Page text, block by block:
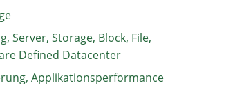
Server, Storage, Block, File,
Defined Datacenter
Applikationsperformance